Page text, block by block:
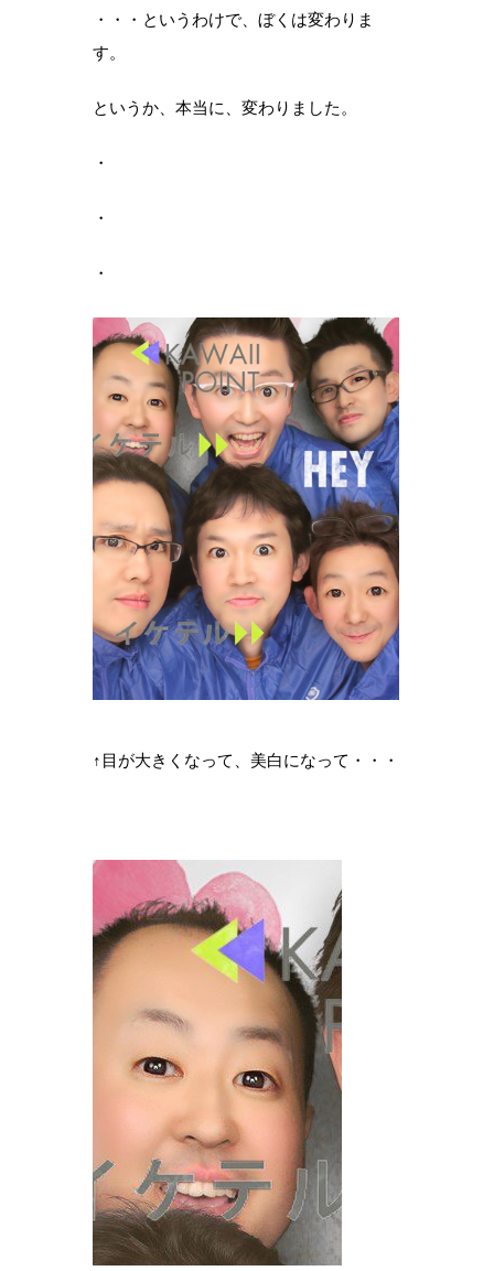
・・・というわけで、ぼくは変わりま
す。
というか、本当に、変わりました。
・
・
・
↑目が大きくなって、美白になって・・・